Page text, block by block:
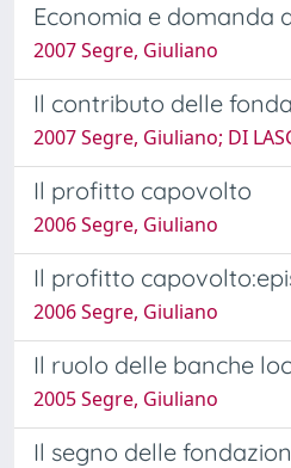
Economia e domanda
2007 Segre, Giuliano
Il contributo delle
2007 Segre, Giuliano; DI
Il profitto capovolto
2006 Segre, Giuliano
Il profitto
2006 Segre, Giuliano
Il ruolo delle banche
2005 Segre, Giuliano
Il segno delle